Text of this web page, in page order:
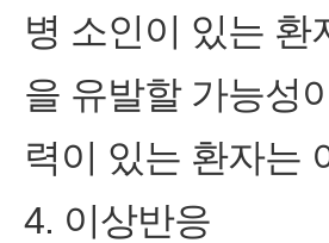
병 소인이 있는
을 유발할 가능성
력이 있는 환자는
4. 이상반응